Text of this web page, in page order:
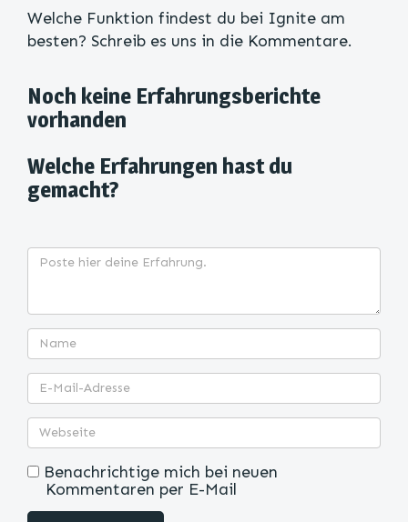
Welche Funktion findest du bei Ignite am
besten? Schreib es uns in die Kommentare.
Noch keine Erfahrungsberichte
vorhanden
Welche Erfahrungen hast du
gemacht?
Benachrichtige mich bei neuen
Kommentaren per E-Mail